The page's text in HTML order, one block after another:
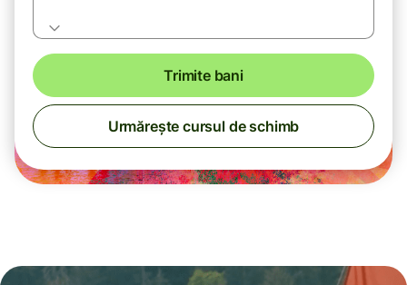
Trimite bani
Urmărește cursul de schimb